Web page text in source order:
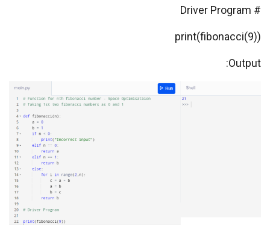
# Driver Program
print(fibonacci(9))
Output: